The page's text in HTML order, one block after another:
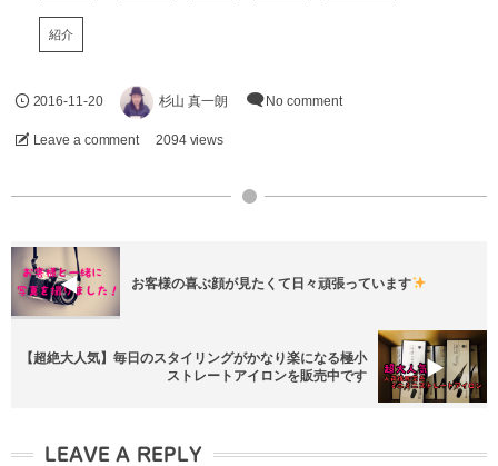
紹介
2016-11-20 杉山 真一朗 No comment
Leave a comment 2094 views
お客様の喜ぶ顔が見たくて日々頑張っています
【超絶大人気】毎日のスタイリングがかなり楽になる極小
ストレートアイロンを販売中です
LEAVE A REPLY